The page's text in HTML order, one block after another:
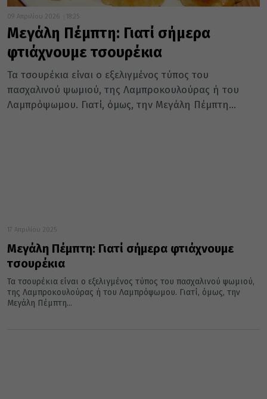
09 Απριλίου 2026 18:25
Μεγάλη Πέμπτη: Γιατί σήμερα
φτιάχνουμε τσουρέκια
Τα τσουρέκια είναι ο εξελιγμένος τύπος του
πασχαλινού ψωμιού, της Λαμπροκουλούρας ή του
Λαμπρόψωμου. Γιατί, όμως, την Μεγάλη Πέμπτη...
17 Απριλίου 2025
Μεγάλη Πέμπτη: Γιατί σήμερα φτιάχνουμε
τσουρέκια
Τα τσουρέκια είναι ο εξελιγμένος τύπος του πασχαλινού ψωμιού,
της Λαμπροκουλούρας ή του Λαμπρόψωμου. Γιατί, όμως, την
Μεγάλη Πέμπτη...